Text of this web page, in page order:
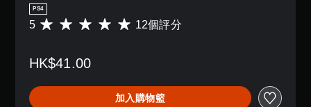
PS4
平
分
5
顆
5 12個評分
HK$41.00
加入購物籃